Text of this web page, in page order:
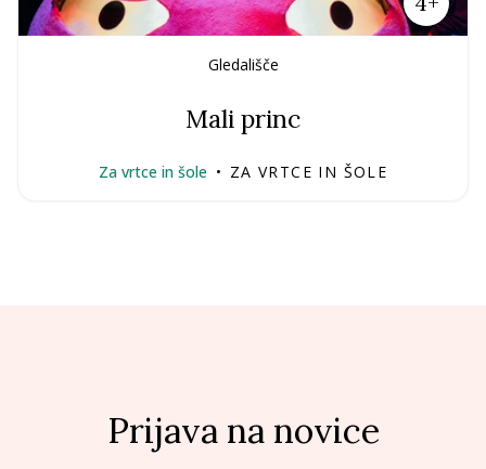
Gledališče
Mali princ
Za vrtce in šole • ZA VRTCE IN ŠOLE
Prijava na novice